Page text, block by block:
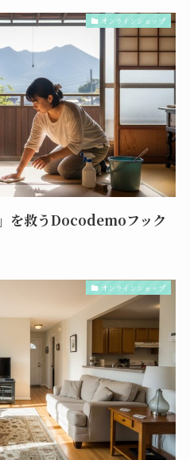
オンラインショップ
を救うDocodemoフック
オンラインショップ